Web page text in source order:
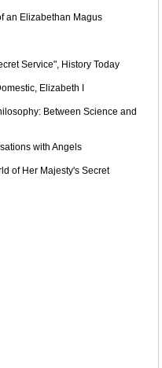
an Elizabethan Magus
Service", History Today
Elizabeth I
Between Science and
with Angels
of Her Majesty's Secret